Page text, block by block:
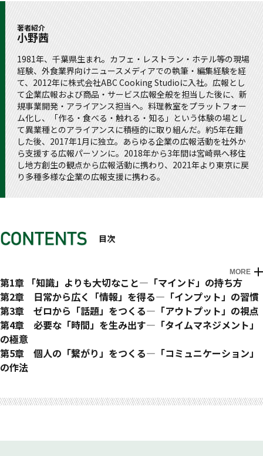
著者紹介
小野茜
1981年、千葉県生まれ。カフェ・レストラン・ホテル等の現場
経験、外⾷業界向けニュースメディアでの執筆・編集経験を経
て、2012年に株式会社ABC Cooking Studioに入社。広報とし
て企業広報および商品・サービス広報全般を担当した後に、新
規事業開発・アライアンス担当へ。料理教室をプラットフォー
ム化し、「作る・食べる・触れる・知る」という体験の場とし
て異業種とのアライアンスに積極的に取り組んだ。約5年在籍
した後、2017年1月に独立。あらゆる企業の広報活動を社外か
ら支援する広報パーソンに。2018年から3年間は宮崎県へ移住
し地方創生の観点から広報活動に携わり、2021年より東京に戻
り多種多様な企業の広報支援に携わる。
目次
MORE
はじめに 広報活動は、「ひとり」だから強い
第1章 「知識」よりも大切なこと―「マインド」の持ち方
広報活動をするうえでいまは「ベスト」な時代
▪メディアが乱立し、あらゆる「コンテンツ」が求められてい
る
▪「マニアックな話題」がたちまち全国区になる
▪誰もが「メディア」になれる時代
▪オンラインの力が広報活動の限界をなくした
▪午前中に思いついたことを午後には実現できる「フットワー
ク」
成果を引き寄せる広報活動「5つの姿勢」
第2章 日常から広く「情報」を得る―「インプット」の習慣
「時代観」のインプットがメディア露出の可能性を高める
▪情報のインプットでは「時代観」をとらる
▪「ん?」の意識でアンテナを張る
▪周りにいる人の「行動の理由」を聞いてみる
▪事象から「現象」に変わる瞬間をとらえる
▪「目と耳」の両方で偏りなくメディアをチェックする
▪「好きな情報」ではなく「必要な情報」に触れていく
▪すべてを理解できなくても、「文脈」や「特徴」をつかめれ
第3章 ゼロから「話題」をつくる―「アウトプット」の視点
「面白いプレスリリース」が社内外に魅力を伝える
▪そもそもプレスリリースは、どのくらい出すべきなのか?
▪プレスリリースは「プレス」向けだけではなくなった
▪リリースを出すことは「社内広報」にもつながる
▪「広報って、なんでしょう?」からのスタート
▪苦境で芽生えた「無いものはつくる」の精神
▪プレスリリースは「量」が「質」を凌駕する
第4章 必要な「時間」を生み出す―「タイムマネジメント」
の極意
忙しくても成果に近づける「習慣化」のコツ
▪時間が足りない広報は「習慣化」から始めよう
▪習慣化すべき業務は「インプット」と「コミュニケーショ
ン」
3つの「当たり前」を捨てて広報活動の時間を生み出す
第5章 個人の「繋がり」をつくる―「コミュニケーション」
の作法
▪なぜひとり広報には「リレーション」づくりが欠かせないの
か?
一度の接点を「繋がり」に変える3つの「コミュ力」